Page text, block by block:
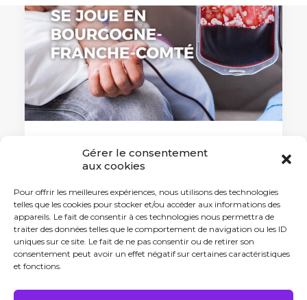
Gérer le consentement
aux cookies
Pour offrir les meilleures expériences, nous utilisons des technologies
telles que les cookies pour stocker et/ou accéder aux informations des
appareils. Le fait de consentir à ces technologies nous permettra de
traiter des données telles que le comportement de navigation ou les ID
uniques sur ce site. Le fait de ne pas consentir ou de retirer son
consentement peut avoir un effet négatif sur certaines caractéristiques
et fonctions.
7 octobre 2025
Don de plasma : La souveraineté
sanitaire se joue en Bourgogne-
Franche-Comté
Alors que les besoins des patients en
médicaments dérivés…
by Antonin Tabard